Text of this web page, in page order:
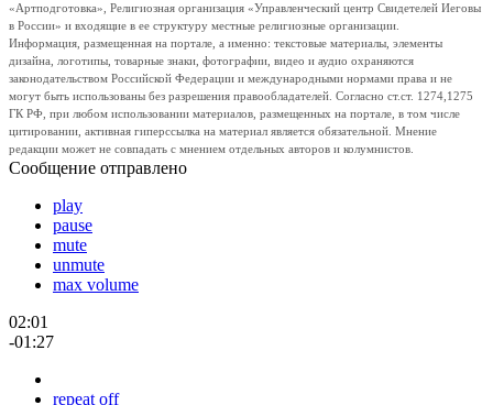
«Артподготовка», Религиозная организация «Управленческий центр Свидетелей Иеговы
в России» и входящие в ее структуру местные религиозные организации.
Информация, размещенная на портале, а именно: текстовые материалы, элементы
дизайна, логотипы, товарные знаки, фотографии, видео и аудио охраняются
законодательством Российской Федерации и международными нормами права и не
могут быть использованы без разрешения правообладателей. Согласно ст.ст. 1274,1275
ГК РФ, при любом использовании материалов, размещенных на портале, в том числе
цитировании, активная гиперссылка на материал является обязательной. Мнение
редакции может не совпадать с мнением отдельных авторов и колумнистов.
Сообщение отправлено
play
pause
mute
unmute
max volume
02:01
-01:27
repeat off